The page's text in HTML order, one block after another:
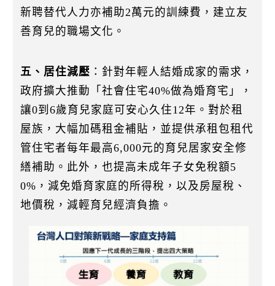
新聘替代人力亦補助2萬元的訓練費，建立友
善育兒的職場文化。
五、居住減壓 ：針對年輕人結婚成家的需求，
政府擴大推動「社會住宅40%做為婚育宅」，
讓0到6歲育兒家庭可安心久住12年。對於租
屋族，大幅加碼租金補貼，並提供承租包租代
管住宅者每年最高6,000元的育兒居家安全修
繕補助。此外，也提高未成年子女免稅額5
0%，減免婚育家庭的所得稅，以及房屋稅、
地價稅，減輕育兒經濟負擔。